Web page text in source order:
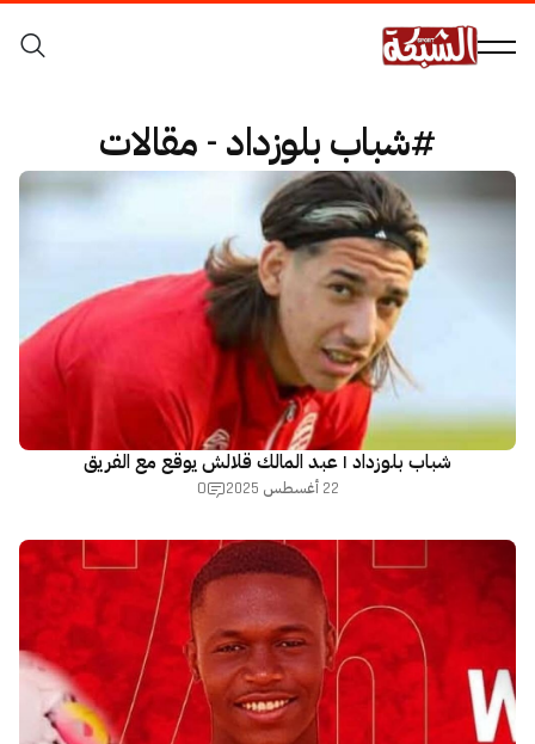
#شباب بلوزداد - مقالات
شباب بلوزداد | عبد المالك قلالش يوقع مع الفريق
22 أغسطس 2025 0